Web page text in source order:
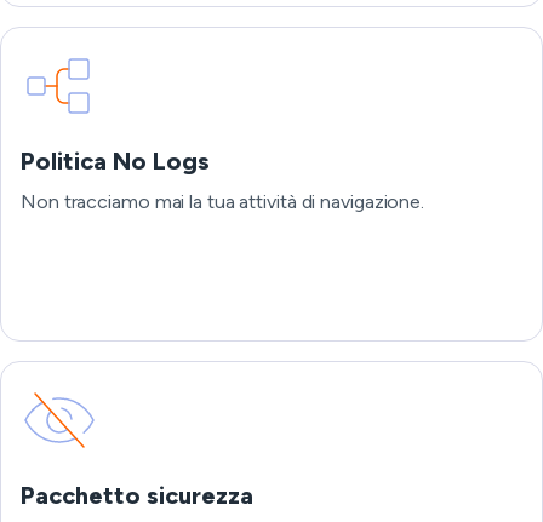
Politica No Logs
Non tracciamo mai la tua attività di navigazione.
Pacchetto sicurezza